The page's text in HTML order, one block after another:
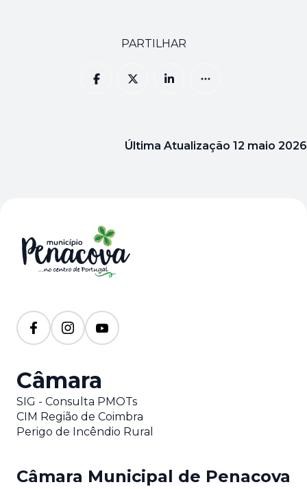
PARTILHAR
Última Atualização 12 maio 2026
Câmara
SIG - Consulta PMOTs
CIM Região de Coimbra
Perigo de Incêndio Rural
Câmara Municipal de Penacova